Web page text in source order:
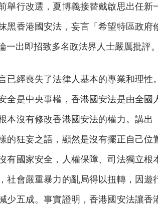
舉行改選，夏博義接替戴啟思出任新
黑香港國安法，妄言「希望特區政府
一出即招致多名政法界人士嚴厲批評。
已經喪失了法律人基本的專業和理性
全是中央事權，香港國安法是由全國
本沒有修改香港國安法的權力。講出
的狂妄之語，顯然是沒有擺正自己位
有國家安全，人權保障、司法獨立根
社會嚴重暴力的亂局得以扭轉，因遊
少五成。事實證明，香港國安法讓香